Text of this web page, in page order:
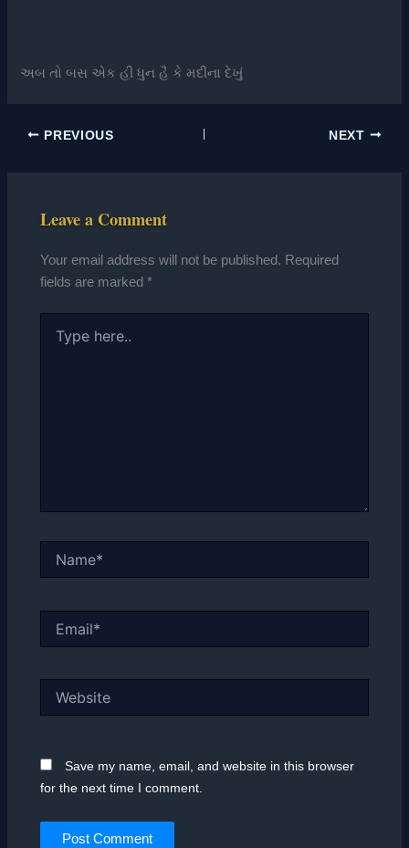
અબ તો બસ એક હી ધુન હૈ કે મદીના દેખું
PREVIOUS NEXT
Leave a Comment
Your email address will not be published. Required
fields are marked*
here..
Save my name, email, and website in this browser
for the next time I comment.